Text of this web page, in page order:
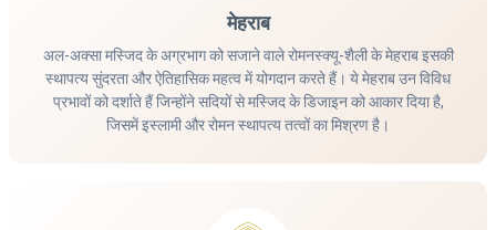
मेहराब
अल-अक्सा मस्जिद के अग्रभाग को सजाने वाले रोमनस्क्यू-शैली के मेहराब इसकी
स्थापत्य सुंदरता और ऐतिहासिक महत्व में योगदान करते हैं। ये मेहराब उन विविध
प्रभावों को दर्शाते हैं जिन्होंने सदियों से मस्जिद के डिजाइन को आकार दिया है,
जिसमें इस्लामी और रोमन स्थापत्य तत्वों का मिश्रण है।